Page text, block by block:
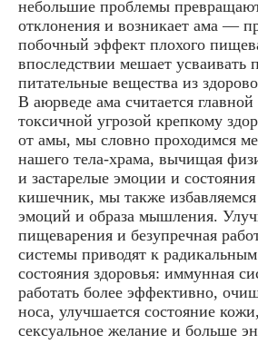
небольшие проблемы
отклонения и возникает ама —
побочный эффект плохого
впоследствии мешает усваивать
питательные вещества из
В аюрведе ама считается
токсичной угрозой крепкому
от амы, мы словно проходимся
нашего тела-храма, вычищая
и застарелые эмоции и
кишечник, мы также избавляемся
эмоций и образа мышления.
пищеварения и безупречная
системы приводят к
состояния здоровья: иммунная
работать более эффективно,
носа, улучшается состояние
сексуальное желание и больше